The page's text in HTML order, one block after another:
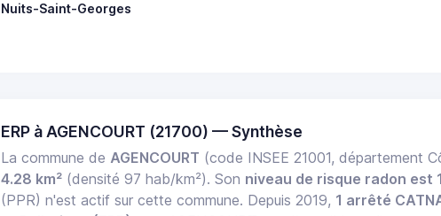
Nuits-Saint-Georges
ERP à AGENCOURT (21700) — Synthèse
La commune de AGENCOURT (code INSEE 21001, département
4.28 km² (densité 97 hab/km²). Son niveau de risque radon est 1
(PPR) n'est actif sur cette commune. Depuis 2019, 1 arrêté